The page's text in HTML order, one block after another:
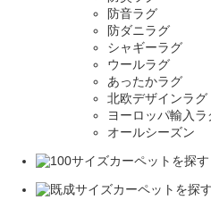
防音ラグ
防ダニラグ
シャギーラグ
ウールラグ
あったかラグ
北欧デザインラグ
ヨーロッパ輸入ラ
オールシーズン